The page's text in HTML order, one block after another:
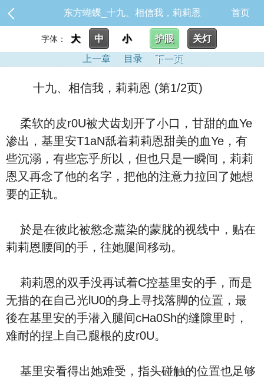
东方蝴蝶_十九、相信我，莉莉恩 首页
字体： 大 中 小 护眼
关灯
上一章
目录 下一页
十九、相信我，莉莉恩 (第1/2页)
柔软的皮r0U被犬齿划开了小口，甘甜的血Ye
渗出，基里安T1aN舐着莉莉恩甜美的血Ye，有
些沉溺，有些忘乎所以，但也只是一瞬间，莉莉
恩又再念了他的名字，把他的注意力拉回了她想
要的正轨。
於是在彼此被慾念薰染的蒙胧的视线中，贴在
莉莉恩腰间的手，往她腿间移动。
莉莉恩的双手没再试着C控基里安的手，而是
无措的在自己光lU0的身上寻找落脚的位置，最
後在基里安的手潜入腿间cHa0Sh的缝隙里时，
难耐的捏上自己腿根的皮r0U。
基里安看得出她难受，指头碰触的位置也足够